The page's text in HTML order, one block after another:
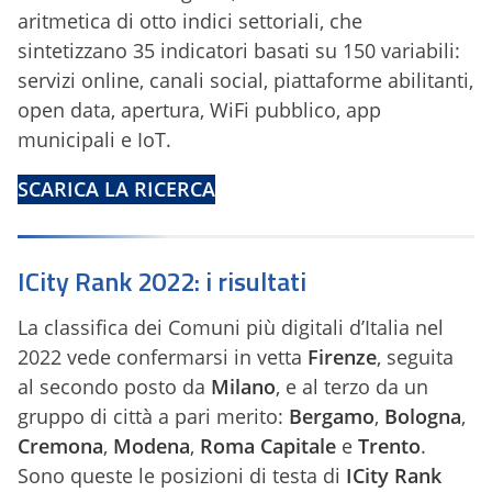
aritmetica di otto indici settoriali, che
sintetizzano 35 indicatori basati su 150 variabili:
servizi online, canali social, piattaforme abilitanti,
open data, apertura, WiFi pubblico, app
municipali e IoT.
SCARICA LA RICERCA
ICity Rank 2022: i risultati
La classifica dei Comuni più digitali d’Italia nel
2022 vede confermarsi in vetta Firenze, seguita
al secondo posto da Milano, e al terzo da un
gruppo di città a pari merito: Bergamo, Bologna,
Cremona, Modena, Roma Capitale e Trento.
Sono queste le posizioni di testa di ICity Rank